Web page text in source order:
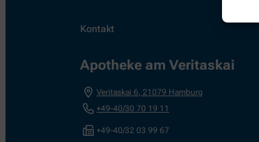
Kontakt
Apotheke am Veritaskai
Veritaskai 6 21079 Hamburg
+49-40/30 70 19 11
+49-40/32 03 99 67